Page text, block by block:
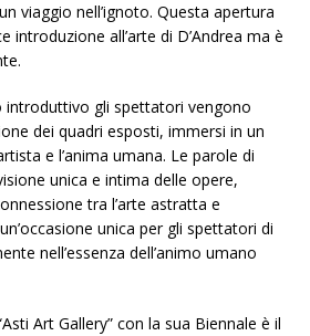
viaggio nell’ignoto. Questa apertura
introduzione all’arte di D’Andrea ma è
gli spettatori vengono
dei quadri esposti, immersi in un
e l’anima umana. Le parole di
unica e intima delle opere,
tra l’arte astratta e
unica per gli spettatori di
nell’essenza dell’animo umano
Art Gallery” con la sua Biennale è il